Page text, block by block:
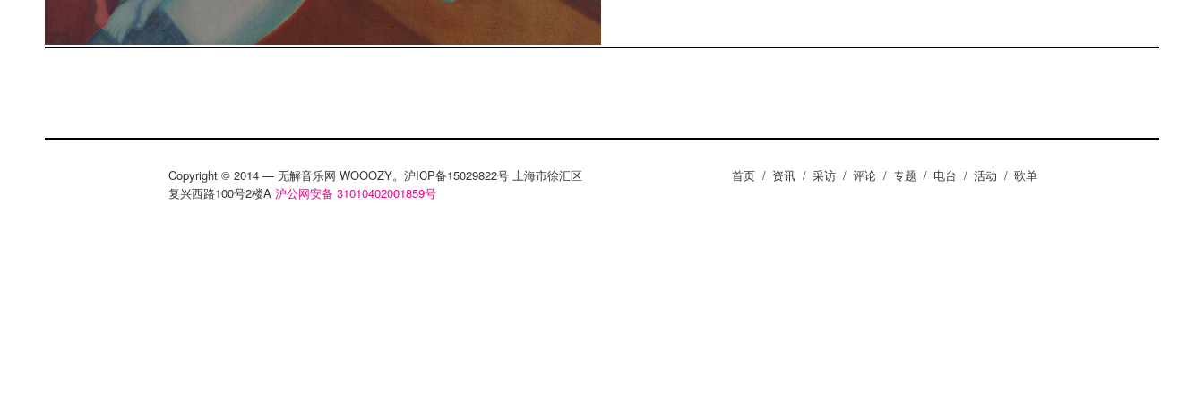
Copyright © 2014 — 无解音乐网 WOOOZY。沪ICP备15029822号 上海市徐汇区
复兴西路100号2楼A 沪公网安备 31010402001859号
首页 / 资讯 / 采访 / 评论 / 专题 / 电台 / 活动 / 歌单